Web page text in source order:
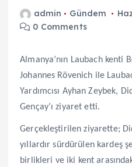
admin Gündem
0 Comments
Almanya’nın Laubach kenti
Johannes Rövenich ile
Yardımcısı Ayhan Zeybek,
Gençay’ı ziyaret etti.
Gerçekleştirilen ziyarette;
yıllardır sürdürülen kardeş
birlikleri ve iki kent